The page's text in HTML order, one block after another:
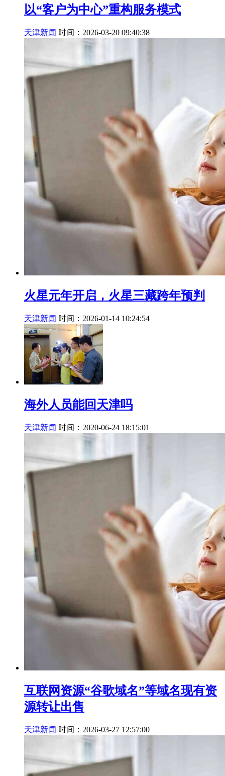
以“客户为中心”重构服务模式
天津新闻 时间：2026-03-20 09:40:38
火星元年开启，火星三藏跨年预判
天津新闻 时间：2026-01-14 10:24:54
海外人员能回天津吗
天津新闻 时间：2020-06-24 18:15:01
互联网资源“谷歌域名”等域名现有资
源转让出售
天津新闻 时间：2026-03-27 12:57:00